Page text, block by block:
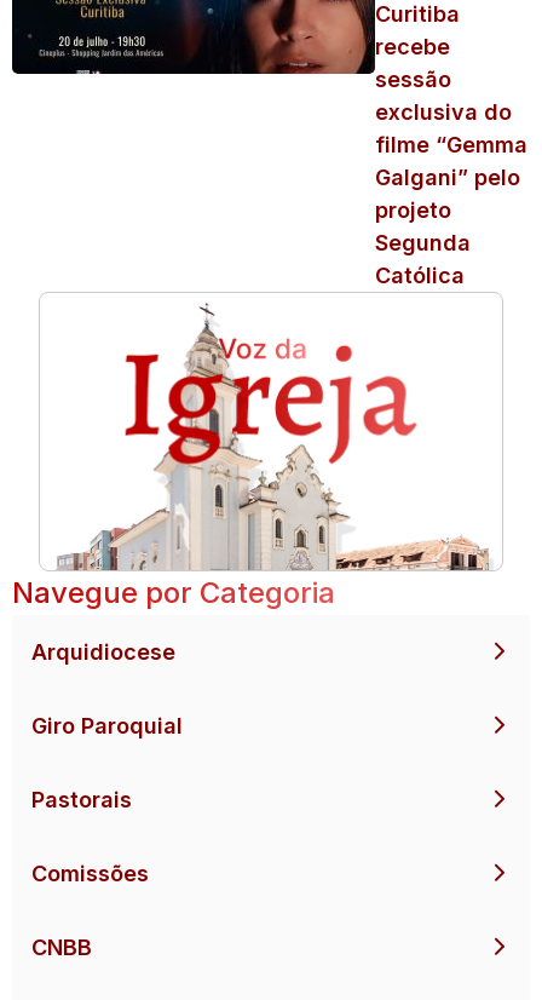
Curitiba
recebe
sessão
exclusiva do
filme “Gemma
Galgani” pelo
projeto
Segunda
Católica
Navegue por Categoria
Arquidiocese
Giro Paroquial
Pastorais
Comissões
CNBB